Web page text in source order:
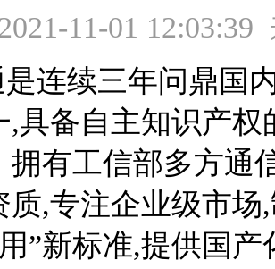
11-01
连续三年问鼎国
,具备自主知识产权
拥有工信部多方通
质,专注企业级市场
”新标准,提供国产